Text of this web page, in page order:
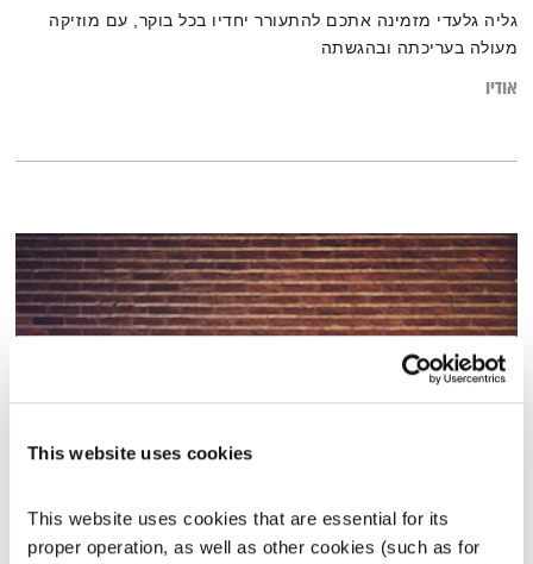
This website uses cookies
This website uses cookies that are essential for its
proper operation, as well as other cookies (such as for
גליה גלעדי מזמינה אתכם להתעורר יחדיו בכל בוקר, עם מוזיקה
מעולה בעריכתה ובהגשתה
אודיו
המניע
אלון נוימן